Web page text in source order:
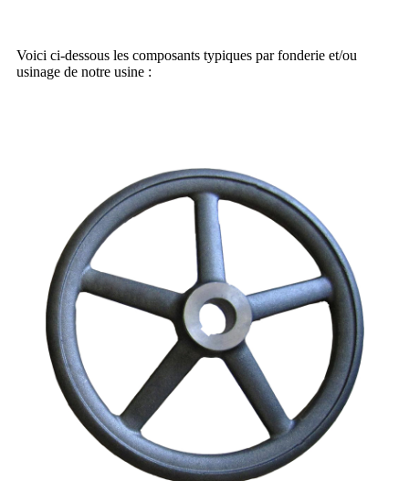
Voici ci-dessous les composants typiques par fonderie et/ou
usinage de notre usine :